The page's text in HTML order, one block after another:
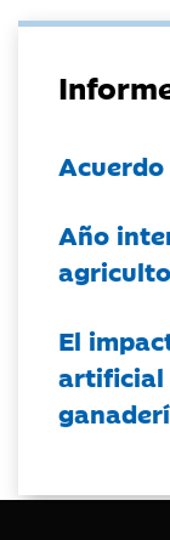
Año
El
artificial